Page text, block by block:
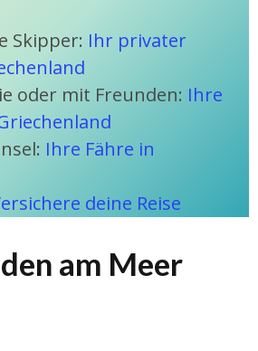
Skipper: Ihr privater
oder mit Freunden: Ihre
Ihre Fähre in
deine Reise
am Meer